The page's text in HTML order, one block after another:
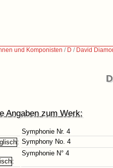
und Komponisten / D / David
Angaben zum Werk:
Symphonie Nr. 4
: Symphony No. 4
:
Symphonie N° 4